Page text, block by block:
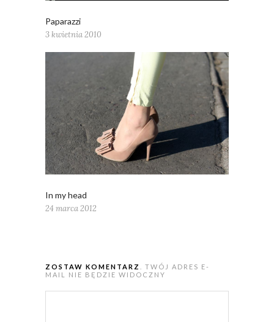
Paparazzi
3 kwietnia 2010
In my head
24 marca 2012
ZOSTAW KOMENTARZ
. TWÓJ ADRES E-
MAIL NIE BĘDZIE WIDOCZNY